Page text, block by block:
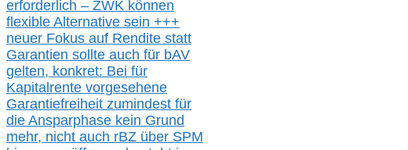
erforderlich – ZWK können
flexible Alternative sein +++
neuer Fokus auf Rendite statt
Garantien sollte auch für bAV
gelten, konkret: Bei für
Kapitalrente vorgesehene
Garantiefreiheit zumindest für
die Ansparphase kein Grund
mehr, nicht auch rBZ über SPM